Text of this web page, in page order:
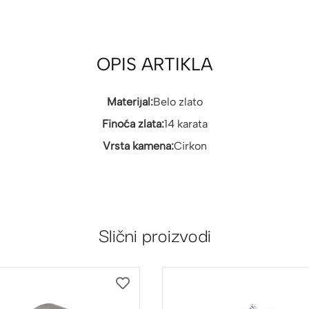
OPIS ARTIKLA
Materijal:Belo zlato
Finoća zlata:14 karata
Vrsta kamena:Cirkon
Slični proizvodi